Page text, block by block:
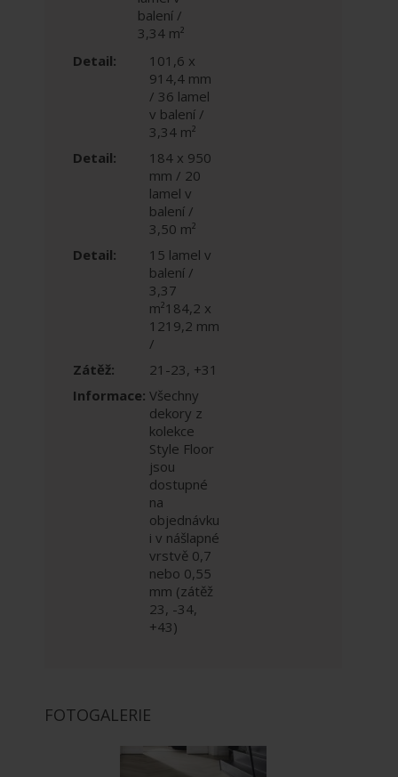
balení /
3,34 m²
Detail:
101,6 x
914,4 mm
/ 36 lamel
v balení /
3,34 m²
Detail:
184 x 950
mm / 20
lamel v
balení /
3,50 m²
Detail:
15 lamel v
balení /
3,37
m²184,2 x
1219,2 mm
/
Zátěž:
21-23, +31
Informace: Všechny
dekory z
kolekce
Style Floor
jsou
dostupné
na
objednávku
i v nášlapné
vrstvě 0,7
nebo 0,55
mm (zátěž
23, -34,
+43)
FOTOGALERIE